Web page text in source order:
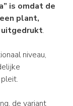
is omdat de
plant,
.
niveau,
de variant